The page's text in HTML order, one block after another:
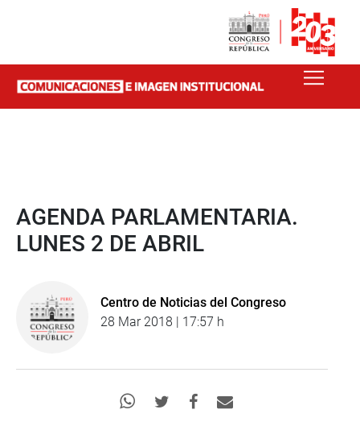
AGENDA PARLAMENTARIA.
LUNES 2 DE ABRIL
Centro de Noticias del Congreso
28 Mar 2018 | 17:57 h